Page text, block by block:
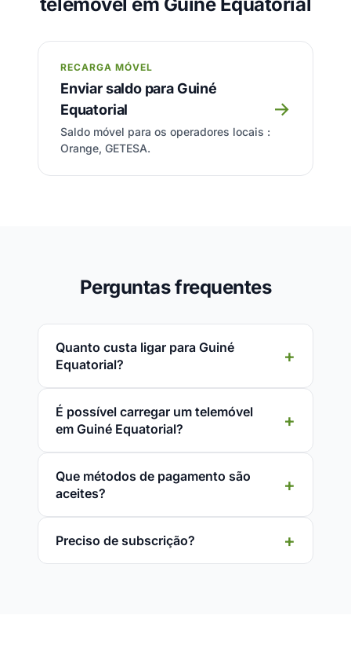
RECARGA MÓVEL
Enviar saldo para Guiné
Equatorial
Saldo móvel para os operadores locais :
Orange, GETESA.
→
Perguntas frequentes
Quanto custa ligar para Guiné
Equatorial?
É possível carregar um telemóvel
em Guiné Equatorial?
Que métodos de pagamento são
aceites?
Preciso de subscrição?